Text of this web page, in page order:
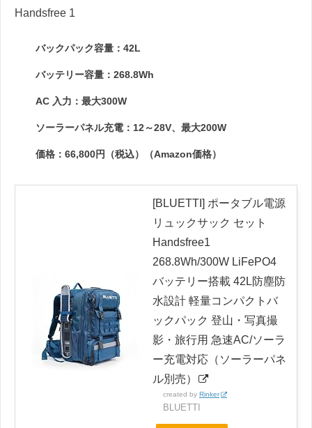
Handsfree 1
バックパック容量：42L
バッテリー容量：268.8Wh
AC 入力：最大300W
ソーラーパネル充電：12～28V、最大200W
価格：66,800円（税込）（Amazon価格）
[BLUETTI] ポータブル電源
リュックサック セット
Handsfree1
268.8Wh/300W LiFePO4
バッテリー搭載 42L防塵防
水設計 軽量コンパクトバ
ックパック 登山・写真撮
影・旅行用 急速AC/ソーラ
ー充電対応（ソーラーパネ
ル別売）
created by Rinker
BLUETTI